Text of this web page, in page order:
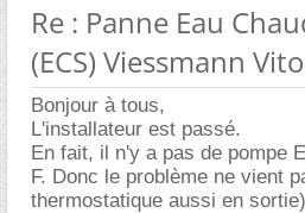
Re : Panne Eau
(ECS) Viessmann
Bonjour à tous,
L'installateur est passé.
En fait, il n'y a pas de pompe
F. Donc le problème ne vient
thermostatique aussi en sortie)